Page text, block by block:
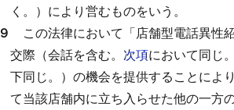
く。）により営むものをいう。
９ この法律において「店舗型電話異性
交際（会話を含む。 次項において同じ
下同じ。）の機会を提供することによ
て当該店舗内に立ち入らせた他の一方